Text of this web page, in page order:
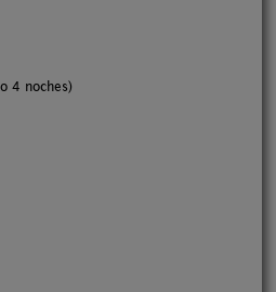
4 noches)